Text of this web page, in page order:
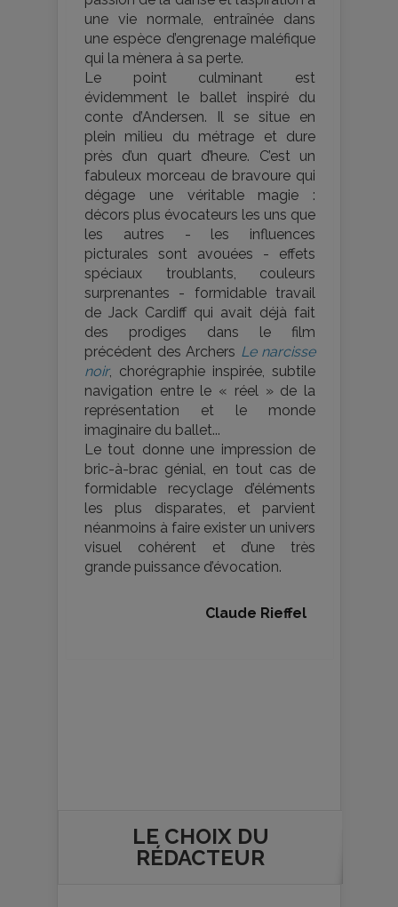
une vie normale, entraînée dans
une espèce d’engrenage maléfique
qui la mènera à sa perte.
Le point culminant est
évidemment le ballet inspiré du
conte d’Andersen. Il se situe en
plein milieu du métrage et dure
près d’un quart d’heure. C’est un
fabuleux morceau de bravoure qui
dégage une véritable magie :
décors plus évocateurs les uns que
les autres - les influences
picturales sont avouées - effets
spéciaux troublants, couleurs
surprenantes - formidable travail
de Jack Cardiff qui avait déjà fait
des prodiges dans le film
précédent des Archers Le narcisse
noir, chorégraphie inspirée, subtile
navigation entre le « réel » de la
représentation et le monde
imaginaire du ballet...
Le tout donne une impression de
bric-à-brac génial, en tout cas de
formidable recyclage d’éléments
les plus disparates, et parvient
néanmoins à faire exister un univers
visuel cohérent et d’une très
grande puissance d’évocation.
Claude Rieffel
LE CHOIX DU
RÉDACTEUR